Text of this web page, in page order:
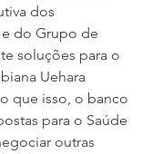
dos
e do Grupo de
soluções para o
Uehara
que isso, o banco
para o Saúde
outras